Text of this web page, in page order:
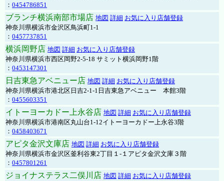
： 0454786851
ブランチ横浜南部市場店 地図 詳細 お気に入り店舗登録
神奈川県横浜市金沢区鳥浜町1-1
： 0457737851
横浜岡野店 地図 詳細 お気に入り店舗登録
神奈川県横浜市西区岡野2-5-18 サミット横浜岡野1階
： 0453147301
日吉東急アベニュー店 地図 詳細 お気に入り店舗登録
神奈川県横浜市港北区日吉2-1-1日吉東急アベニュー 本館3階
： 0455603351
イトーヨーカドー上永谷店 地図 詳細 お気に入り店舗登録
神奈川県横浜市港南区丸山台1-12イトーヨーカドー上永谷3階
： 0458403671
アピタ金沢文庫店 地図 詳細 お気に入り店舗登録
神奈川県横浜市金沢区釜利谷東2丁目１-１アピタ金沢文庫３階
： 0457801261
ジョイナステラス二俣川店 地図 詳細 お気に入り店舗登録